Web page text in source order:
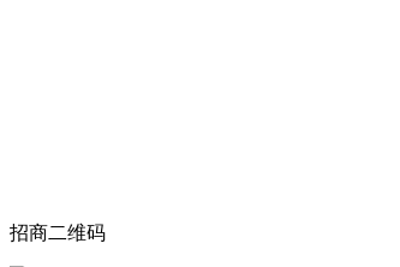
招商二维码